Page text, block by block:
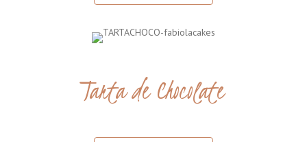
Tarta de Chocolate